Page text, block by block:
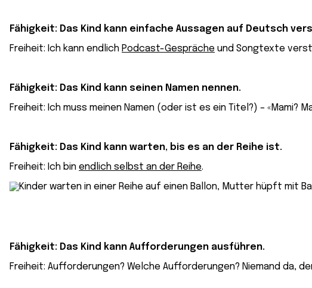
Fähigkeit: Das Kind kann einfache Aussagen auf Deutsch
Freiheit: Ich kann endlich Podcast-Gespräche und Songtexte
Fähigkeit: Das Kind kann seinen Namen nennen.
Freiheit: Ich muss meinen Namen (oder ist es ein Titel?) – «Mami?
Fähigkeit: Das Kind kann warten, bis es an der Reihe ist.
Freiheit: Ich bin endlich selbst an der Reihe.
Fähigkeit: Das Kind kann Aufforderungen ausführen.
Freiheit: Aufforderungen? Welche Aufforderungen? Niemand da,